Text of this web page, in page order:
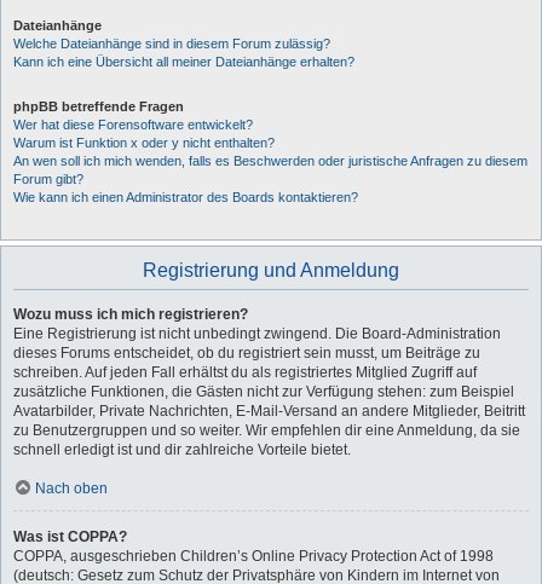
Dateianhänge
Welche Dateianhänge sind in diesem Forum zulässig?
Kann ich eine Übersicht all meiner Dateianhänge erhalten?
phpBB betreffende Fragen
Wer hat diese Forensoftware entwickelt?
Warum ist Funktion x oder y nicht enthalten?
An wen soll ich mich wenden, falls es Beschwerden oder juristische Anfragen zu diesem
Forum gibt?
Wie kann ich einen Administrator des Boards kontaktieren?
Registrierung und Anmeldung
Wozu muss ich mich registrieren?
Eine Registrierung ist nicht unbedingt zwingend. Die Board-Administration
dieses Forums entscheidet, ob du registriert sein musst, um Beiträge zu
schreiben. Auf jeden Fall erhältst du als registriertes Mitglied Zugriff auf
zusätzliche Funktionen, die Gästen nicht zur Verfügung stehen: zum Beispiel
Avatarbilder, Private Nachrichten, E-Mail-Versand an andere Mitglieder, Beitritt
zu Benutzergruppen und so weiter. Wir empfehlen dir eine Anmeldung, da sie
schnell erledigt ist und dir zahlreiche Vorteile bietet.
Nach oben
Was ist COPPA?
COPPA, ausgeschrieben Children’s Online Privacy Protection Act of 1998
(deutsch: Gesetz zum Schutz der Privatsphäre von Kindern im Internet von